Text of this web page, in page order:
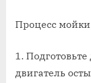
Процесс мойки
1.
двигатель